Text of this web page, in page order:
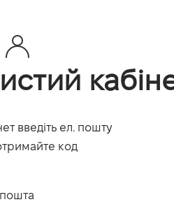
введіть ел. пошту
код